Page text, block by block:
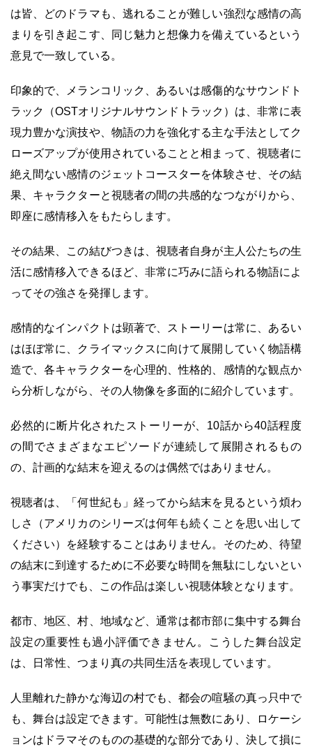
は皆、どのドラマも、逃れることが難しい強烈な感情の高
まりを引き起こす、同じ魅力と想像力を備えているという
意見で一致している。
印象的で、メランコリック、あるいは感傷的なサウンドト
ラック（OSTオリジナルサウンドトラック）は、非常に表
現力豊かな演技や、物語の力を強化する主な手法としてク
ローズアップが使用されていることと相まって、視聴者に
絶え間ない感情のジェットコースターを体験させ、その結
果、キャラクターと視聴者の間の共感的なつながりから、
即座に感情移入をもたらします。
その結果、この結びつきは、視聴者自身が主人公たちの生
活に感情移入できるほど、非常に巧みに語られる物語によ
ってその強さを発揮します。
感情的なインパクトは顕著で、ストーリーは常に、あるい
はほぼ常に、クライマックスに向けて展開していく物語構
造で、各キャラクターを心理的、性格的、感情的な観点か
ら分析しながら、その人物像を多面的に紹介しています。
必然的に断片化されたストーリーが、10話から40話程度
の間でさまざまなエピソードが連続して展開されるもの
の、計画的な結末を迎えるのは偶然ではありません。
視聴者は、「何世紀も」経ってから結末を見るという煩わ
しさ（アメリカのシリーズは何年も続くことを思い出して
ください）を経験することはありません。そのため、待望
の結末に到達するために不必要な時間を無駄にしないとい
う事実だけでも、この作品は楽しい視聴体験となります。
都市、地区、村、地域など、通常は都市部に集中する舞台
設定の重要性も過小評価できません。こうした舞台設定
は、日常性、つまり真の共同生活を表現しています。
人里離れた静かな海辺の村でも、都会の喧騒の真っ只中で
も、舞台は設定できます。可能性は無数にあり、ロケーシ
ョンはドラマそのものの基礎的な部分であり、決して損に